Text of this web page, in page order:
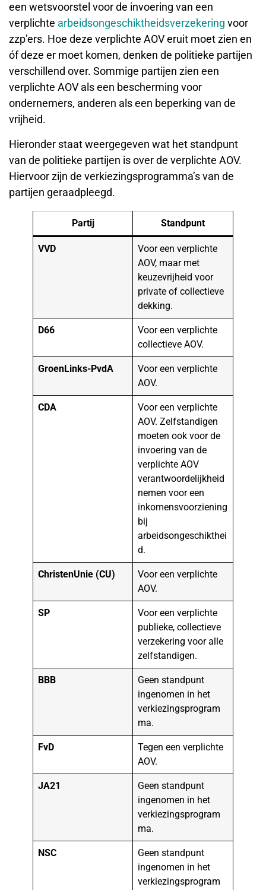
een wetsvoorstel voor de invoering van een
verplichte arbeidsongeschiktheidsverzekering voor
zzp’ers. Hoe deze verplichte AOV eruit moet zien en
óf deze er moet komen, denken de politieke partijen
verschillend over. Sommige partijen zien een
verplichte AOV als een bescherming voor
ondernemers, anderen als een beperking van de
vrijheid.
Hieronder staat weergegeven wat het standpunt
van de politieke partijen is over de verplichte AOV.
Hiervoor zijn de verkiezingsprogramma’s van de
partijen geraadpleegd.
Partij Standpunt
VVD
Voor een verplichte
AOV, maar met
keuzevrijheid voor
private of collectieve
dekking.
D66
Voor een verplichte
collectieve AOV.
GroenLinks-PvdA
Voor een verplichte
AOV.
CDA
Voor een verplichte
AOV. Zelfstandigen
moeten ook voor de
invoering van de
verplichte AOV
verantwoordelijkheid
nemen voor een
inkomensvoorziening
bij
arbeidsongeschikthei
d.
ChristenUnie (CU)
Voor een verplichte
AOV.
SP
Voor een verplichte
publieke, collectieve
verzekering voor alle
zelfstandigen.
BBB
Geen standpunt
ingenomen in het
verkiezingsprogram
ma.
FvD
Tegen een verplichte
AOV.
JA21
Geen standpunt
ingenomen in het
verkiezingsprogram
ma.
NSC
Geen standpunt
ingenomen in het
verkiezingsprogram